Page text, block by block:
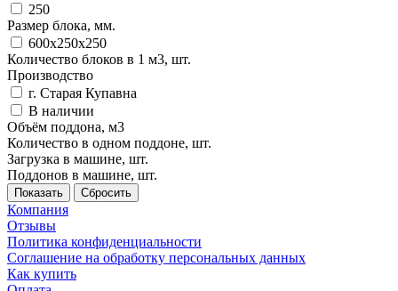
250
Размер блока, мм.
600x250x250
Количество блоков в 1 м3, шт.
Производство
г. Старая Купавна
В наличии
Объём поддона, м3
Количество в одном поддоне, шт.
Загрузка в машине, шт.
Поддонов в машине, шт.
Сбросить
Компания
Отзывы
Политика конфиденциальности
Соглашение на обработку персональных данных
Как купить